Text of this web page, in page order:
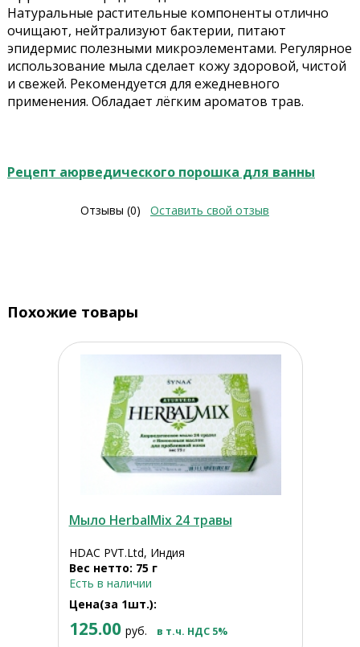
Натуральные растительные компоненты отлично
очищают, нейтрализуют бактерии, питают
эпидермис полезными микроэлементами. Регулярное
использование мыла сделает кожу здоровой, чистой
и свежей. Рекомендуется для ежедневного
применения. Обладает лёгким ароматов трав.
Рецепт аюрведического порошка для ванны
Отзывы (0) Оставить свой отзыв
Похожие товары
Мыло HerbalMix 24 травы
HDAC PVT.Ltd, Индия
Вес нетто: 75 г
Есть в наличии
Цена(за 1шт.):
125.00 руб. в т.ч. НДС 5%